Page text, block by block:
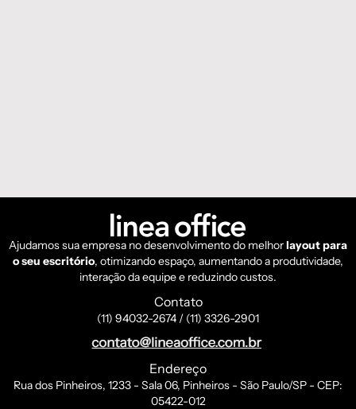
Ajudamos sua empresa no desenvolvimento do melhorlayout para
o seu escritório, otimizando espaço, aumentando a produtividade,
interação da equipe e reduzindo custos.
Contato
(11) 94032-2674 / (11) 3326-2901
Endereço
Rua dos Pinheiros, 1233 - Sala 06, Pinheiros - São Paulo/SP - CEP:
05422-012